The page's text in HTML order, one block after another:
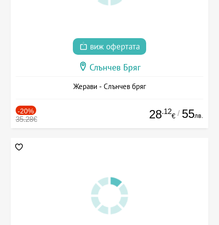
виж офертата
Слънчев Бряг
Жерави - Слънчев бряг
-20%
35.28€ 28.12
€ / 55лв.